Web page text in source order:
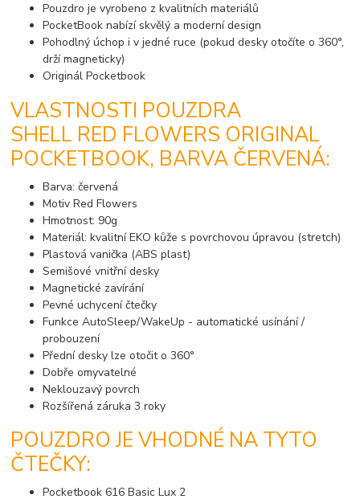
Pouzdro je vyrobeno z kvalitních materiálů
PocketBook nabízí skvělý a moderní design
Pohodlný úchop i v jedné ruce (pokud desky otočíte o 360°,
drží magneticky)
Originál Pocketbook
VLASTNOSTI POUZDRA
SHELL RED FLOWERS ORIGINAL
POCKETBOOK, BARVA ČERVENÁ:
Barva: červená
Motiv Red Flowers
Hmotnost: 90g
Materiál: kvalitní EKO kůže s povrchovou úpravou (stretch)
Plastová vanička (ABS plast)
Semišové vnitřní desky
Magnetické zavírání
Pevné uchycení čtečky
Funkce AutoSleep/WakeUp - automatické usínání /
probouzení
Přední desky lze otočit o 360°
Dobře omyvatelné
Neklouzavý povrch
Rozšířená záruka 3 roky
POUZDRO JE VHODNÉ NA TYTO
ČTEČKY:
Pocketbook 616 Basic Lux 2